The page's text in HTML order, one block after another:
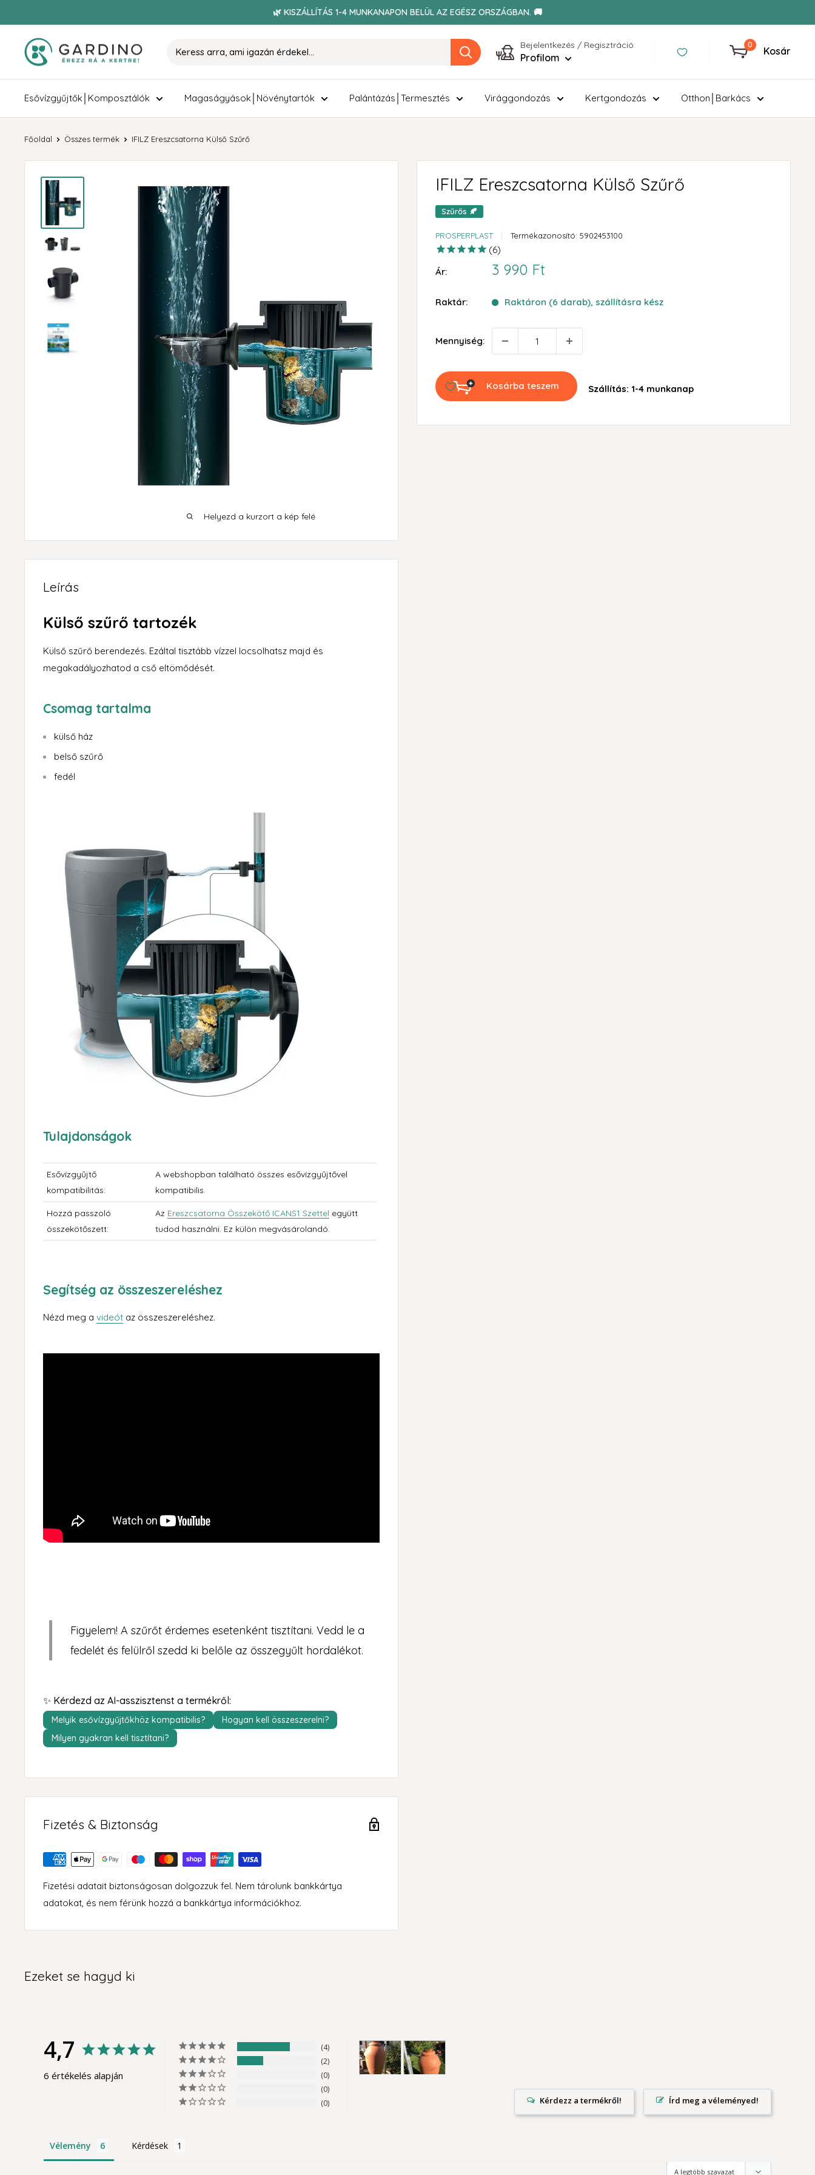
🌿 KISZÁLLÍTÁS 1-4 MUNKANAPON BELÜL AZ EGÉSZ ORSZÁGBAN. 🚚
Gardino Bejelentkezés / Regisztráció
Profilom
0
Kosár
Esővízgyűjtők│Komposztálók Magaságyások│Növénytartók Palántázás│Termesztés Virággondozás Kertgondozás Otthon│Barkács
Főoldal Összes termék IFILZ Ereszcsatorna Külső Szűrő
Helyezd a kurzort a kép felé
IFILZ Ereszcsatorna Külső Szűrő
Szűrős 🍂
PROSPERPLAST Termékazonosító: 5902453100
6
Ár:
Akciós
3 990 Ft
Raktár: Raktáron (6 darab), szállításra kész
Mennyiség:
Kosárba teszem Szállítás: 1-4 munkanap
Leírás
Külső szűrő tartozék
Külső szűrő berendezés. Ezáltal tisztább vízzel locsolhatsz majd és
megakadályozhatod a cső eltömődését.
Csomag tartalma
külső ház
belső szűrő
fedél
Tulajdonságok
Esővízgyűjtő
kompatibilitás:
A webshopban található összes esővízgyűjtővel
kompatibilis.
Hozzá passzoló
összekötőszett:
Az Ereszcsatorna Összekötő ICANS1 Szettel együtt
tudod használni. Ez külön megvásárolandó.
Segítség az összeszereléshez
Nézd meg a videót az összeszereléshez.
Figyelem! A szűrőt érdemes esetenként tisztítani. Vedd le a
fedelét és felülről szedd ki belőle az összegyűlt hordalékot.
✨ Kérdezd az AI-asszisztenst a termékről:
Melyik esővízgyűjtőkhöz kompatibilis?
Hogyan kell összeszerelni?
Milyen gyakran kell tisztítani?
Fizetés & Biztonság
Fizetési adatait biztonságosan dolgozzuk fel. Nem tárolunk bankkártya
adatokat, és nem férünk hozzá a bankkártya információkhoz.
Ezeket se hagyd ki
4,7
6 értékelés alapján
4
2
0
0
0
Írd meg a véleményed!
Vélemény Kérdések